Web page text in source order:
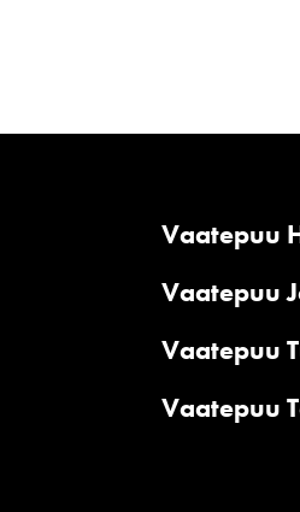
Vaatepuu
Vaatepuu
Vaatepuu
Vaatepuu